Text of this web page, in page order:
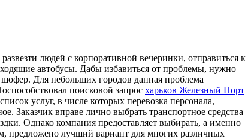
людей с корпоративной вечеринки, отправиться к
автобусы. Дабы избавиться от проблемы, нужно
шофер. Для небольших городов данная проблема
поисковой запрос харьков Железный Порт
услуг, в числе которых перевозка персонала,
Заказчик вправе лично выбрать транспортное средства
Однако компания предоставляет выбирать, а именно
предложено лучший вариант для многих различных